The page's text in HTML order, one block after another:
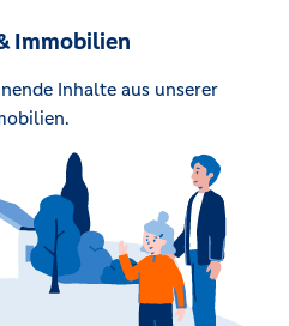
Immobilien
Inhalte aus unserer